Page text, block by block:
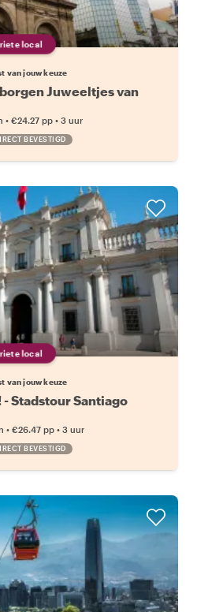
local
van jouw keuze
Juweeltjes van
• €24.27 pp • 3 uur
BEVESTIGD
local
van jouw keuze
Stadstour Santiago
• €26.47 pp • 3 uur
BEVESTIGD